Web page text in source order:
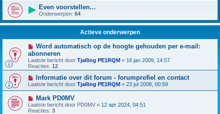
Even voorstellen...
Onderwerpen: 64
Actieve onderwerpen
Word automatisch op de hoogte gehouden per e-mail:
abonneren
Laatste bericht door Tjalling PE1RQM « 16 jan 2009, 14:57
Reacties: 12
Informatie over dit forum - forumprofiel en contact
Laatste bericht door Tjalling PE1RQM « 23 jul 2008, 00:59
Mark PD0MV
Laatste bericht door PD0MV « 12 apr 2024, 04:51
Reacties: 3